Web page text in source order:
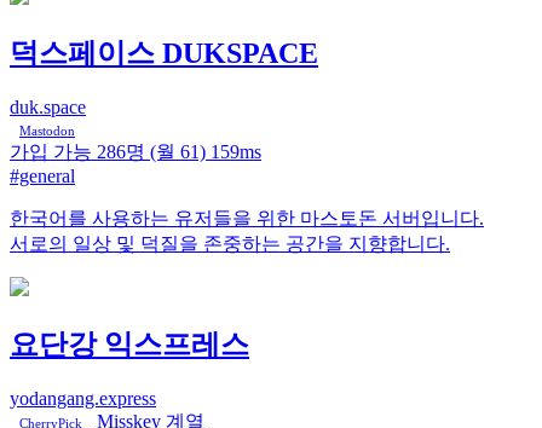
덕스페이스 DUKSPACE
duk.space
Mastodon
가입 가능 286명 (월 61) 159ms
#general
한국어를 사용하는 유저들을 위한 마스토돈 서버입니다.
서로의 일상 및 덕질을 존중하는 공간을 지향합니다.
요단강 익스프레스
yodangang.express
CherryPick
Misskey 계열